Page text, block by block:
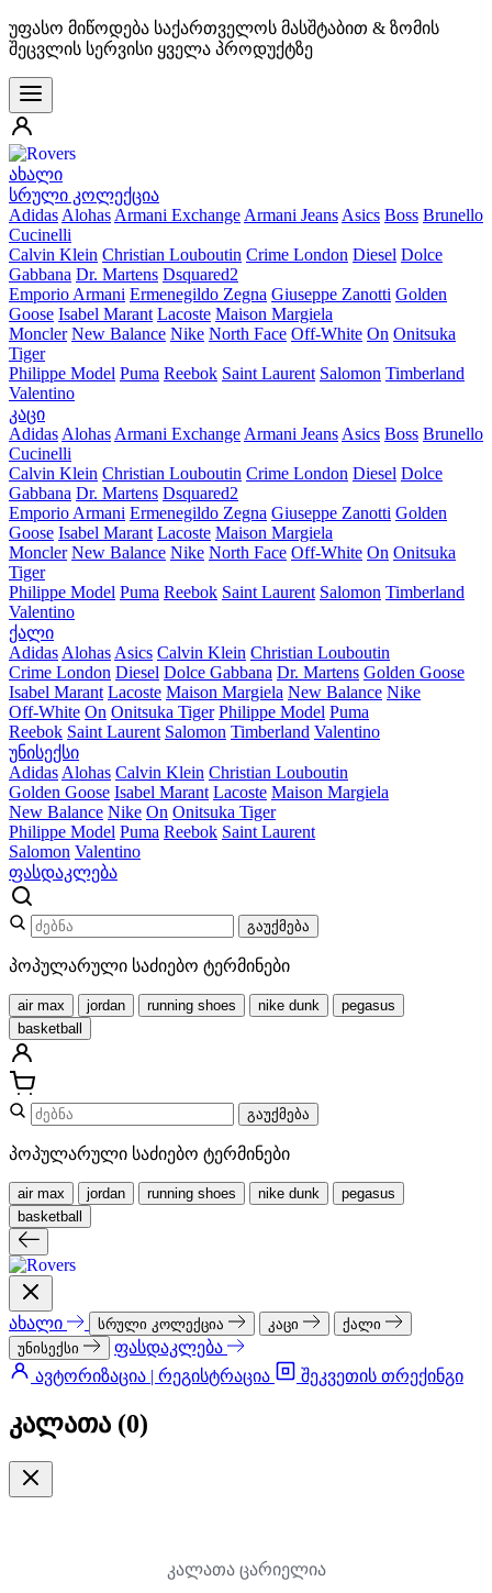
უფასო მიწოდება საქართველოს მასშტაბით & ზომის
შეცვლის სერვისი ყველა პროდუქტზე
ახალი
სრული კოლექცია
Adidas Alohas Armani Exchange Armani Jeans Asics Boss Brunello
Cucinelli
Calvin Klein Christian Louboutin Crime London Diesel Dolce
Gabbana Dr. Martens Dsquared2
Emporio Armani Ermenegildo Zegna Giuseppe Zanotti Golden
Goose Isabel Marant Lacoste Maison Margiela
Moncler New Balance Nike North Face Off-White On Onitsuka
Tiger
Philippe Model Puma Reebok Saint Laurent Salomon Timberland
Valentino
კაცი
Adidas Alohas Armani Exchange Armani Jeans Asics Boss Brunello
Cucinelli
Calvin Klein Christian Louboutin Crime London Diesel Dolce
Gabbana Dr. Martens Dsquared2
Emporio Armani Ermenegildo Zegna Giuseppe Zanotti Golden
Goose Isabel Marant Lacoste Maison Margiela
Moncler New Balance Nike North Face Off-White On Onitsuka
Tiger
Philippe Model Puma Reebok Saint Laurent Salomon Timberland
Valentino
ქალი
Adidas Alohas Asics Calvin Klein Christian Louboutin
Crime London Diesel Dolce Gabbana Dr. Martens Golden Goose
Isabel Marant Lacoste Maison Margiela New Balance Nike
Off-White On Onitsuka Tiger Philippe Model Puma
Reebok Saint Laurent Salomon Timberland Valentino
უნისექსი
Adidas Alohas Calvin Klein Christian Louboutin
Golden Goose Isabel Marant Lacoste Maison Margiela
New Balance Nike On Onitsuka Tiger
Philippe Model Puma Reebok Saint Laurent
Salomon Valentino
ფასდაკლება
გაუქმება
პოპულარული საძიებო ტერმინები
air max jordan running shoes nike dunk
pegasus
basketball
გაუქმება
პოპულარული საძიებო ტერმინები
air max jordan running shoes nike dunk
pegasus
basketball
ახალი სრული კოლექცია კაცი
ქალი
უნისექსი
ფასდაკლება
ავტორიზაცია | რეგისტრაცია
შეკვეთის თრექინგი
კალათა (0)
კალათა ცარიელია